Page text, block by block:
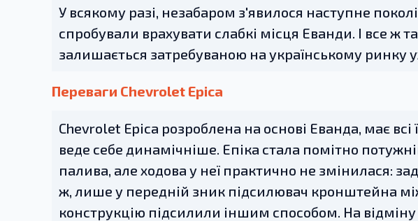
У всякому разі, незабаром з'явилося наступне
спробували врахувати слабкі місця Еванди. І все ж
залишається затребуваною на українському ринку
Переваги Chevrolet Epica
Chevrolet Epica розроблена на основі Еванда, має всі
веде себе динамічніше. Епіка стала помітно
палива, але ходова у неї практично не змінилася:
ж, лише у передній зник підсилювач кронштейна
конструкцію підсилили іншим способом. На відміну